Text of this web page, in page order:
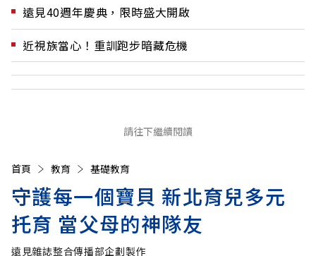
遠見40週年慶典，限時盛大開啟
近視族當心！重訓跑步暗藏危機
請往下繼續閱讀
首頁 教育 基礎教育
守護每一個寶貝 新北育兒多元
托育 當父母的神隊友
遠見雜誌整合傳播部企劃製作